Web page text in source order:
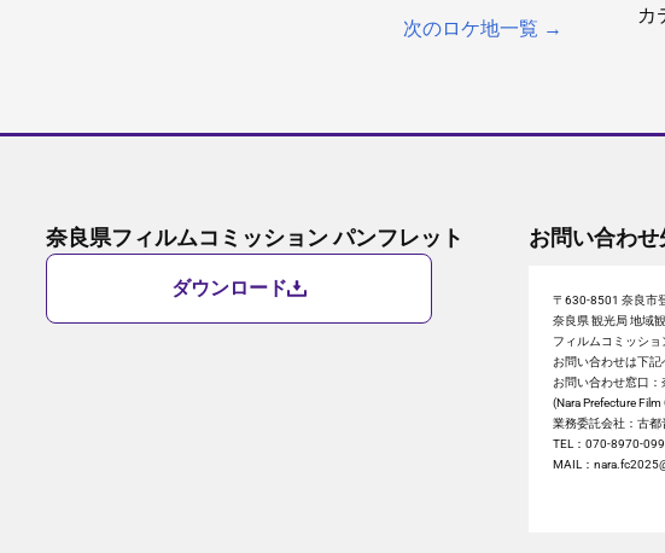
次のロケ地一覧 →
カ
奈良県フィルムコミッション パンフレット
ダウンロード
お問い合わせ
〒630-8501 奈良市
奈良県 観光局 地域
フィルムコミッショ
お問い合わせは下記
お問い合わせ窓口
(Nara Prefecture
業務委託会社：古都
TEL：070-8970-
MAIL：